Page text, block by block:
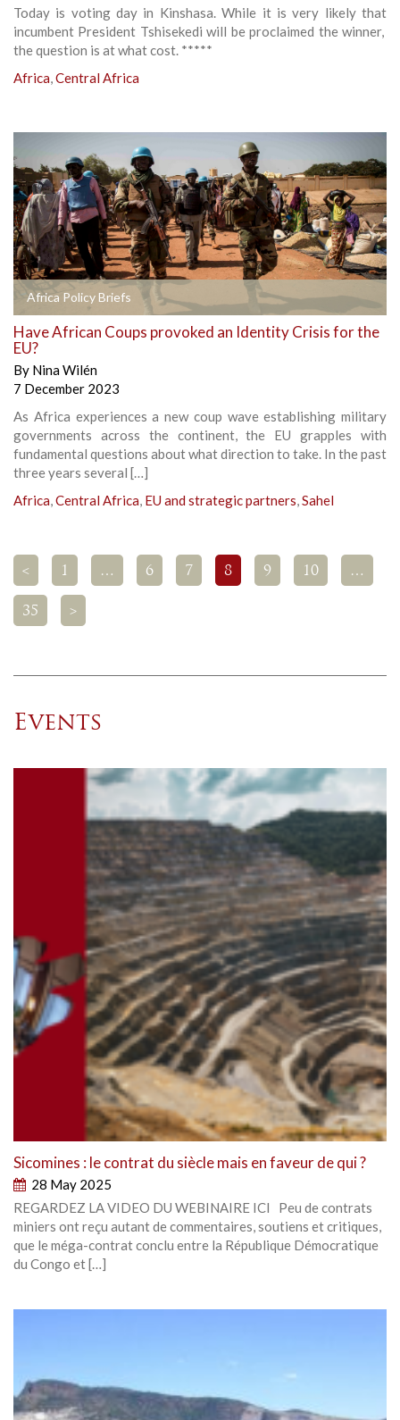
Today is voting day in Kinshasa. While it is very likely that
incumbent President Tshisekedi will be proclaimed the winner,
the question is at what cost. *****
Africa,Central Africa
Africa Policy Briefs
Have African Coups provoked an Identity Crisis for the
EU?
By Nina Wilén
7 December 2023
As Africa experiences a new coup wave establishing military
governments across the continent, the EU grapples with
fundamental questions about what direction to take. In the past
three years several […]
Africa,Central Africa, EU and strategic partners,Sahel
< 1 … 6 7 8 9 10 …
35 >
Events
Sicomines : le contrat du siècle mais en faveur de qui ?
28 May 2025
REGARDEZ LA VIDEO DU WEBINAIRE ICI Peu de contrats
miniers ont reçu autant de commentaires, soutiens et critiques,
que le méga-contrat conclu entre la République Démocratique
du Congo et […]